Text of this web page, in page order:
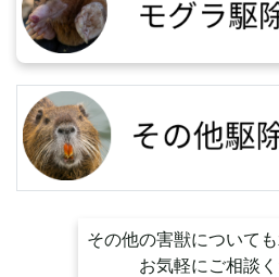
その他の害獣について
お気軽にご相談く